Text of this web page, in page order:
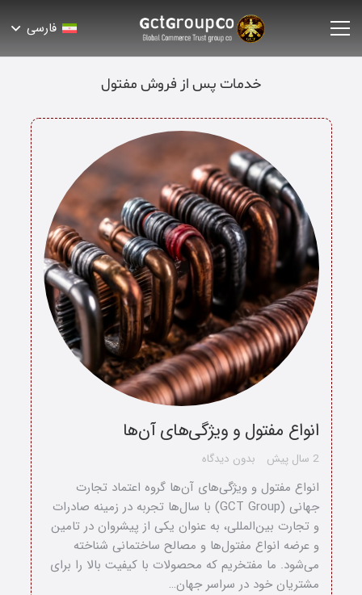
فارسی
خدمات پس از فروش مفتول
انواع مفتول و ویژگی‌های آن‌ها
2 سال پیش بدون دیدگاه
انواع مفتول و ویژگی‌های آن‌ها گروه اعتماد تجارت
جهانی (GCT Group) با سال‌ها تجربه در زمینه صادرات
و تجارت بین‌المللی، به عنوان یکی از پیشروان در تامین
و عرضه انواع مفتول‌ها و مصالح ساختمانی شناخته
می‌شود. ما مفتخریم که محصولات با کیفیت بالا را برای
مشتریان خود در سراسر جهان…